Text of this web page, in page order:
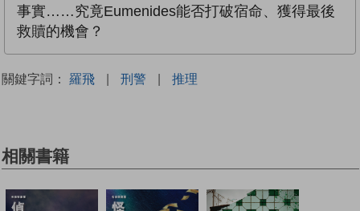
事實……究竟Eumenides能否打破宿命、獲得最後
救贖的機會？
關鍵字詞： 羅飛 | 刑警 | 推理
相關書籍